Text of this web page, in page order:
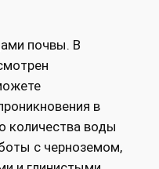
почвы. В
в
количества воды
с черноземом,